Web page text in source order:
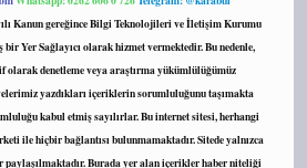
Kanun gereğince Bilgi Teknolojileri ve İletişim Kurumu
Yer Sağlayıcı olarak hizmet vermektedir. Bu nedenle,
denetleme veya araştırma yükümlülüğümüz
yazdıkları içeriklerin sorumluluğunu taşımakta
kabul etmiş sayılırlar. Bu internet sitesi, herhangi
ile hiçbir bağlantısı bulunmamaktadır. Sitede yalnızca
paylaşılmaktadır. Burada yer alan içerikler haber niteliği